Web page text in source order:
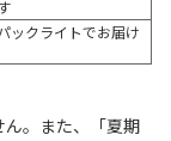
ックライトでお届け
。また、「夏期